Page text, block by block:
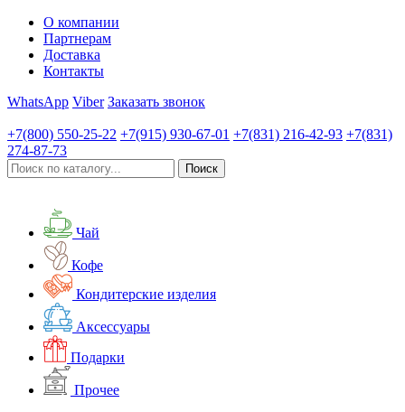
О компании
Партнерам
Доставка
Контакты
WhatsApp Viber Заказать звонок
+7(800) 550-25-22 +7(915) 930-67-01 +7(831) 216-42-93 +7(831)
274-87-73
Чай
Кофе
Кондитерские изделия
Аксессуары
Подарки
Прочее